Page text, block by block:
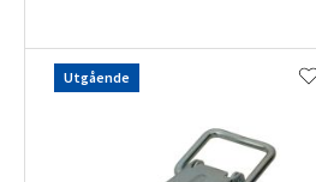
Utgående